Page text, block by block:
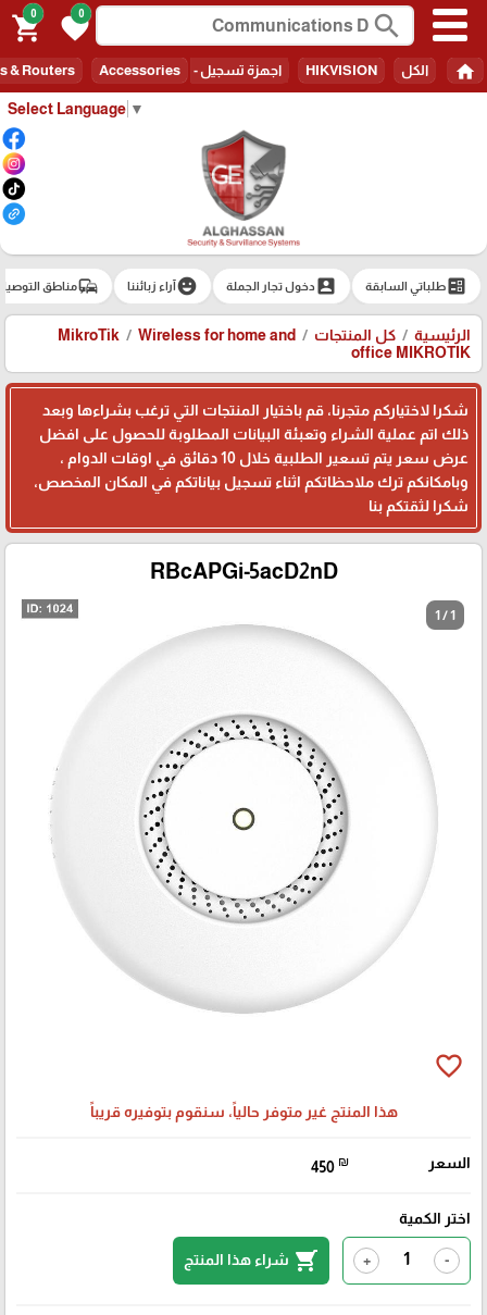
Select Language ▼
search
0
favorite
0
shopping_cart
home الكل HIKVISION اجهزة تسجيل - Recorders & Routers Accessories
ballotطلباتي السابقة account_boxدخول تجار الجملة emoji_emotionsآراء زبائننا commuteمناطق
الرئيسية كل المنتجات MikroTik
Wireless for home and
office MIKROTIK
شكرا لاختياركم متجرنا، قم باختيار المنتجات التي ترغب بشراءها وبعد
ذلك اتم عملية الشراء وتعبئة البيانات المطلوبة للحصول على افضل
عرض سعر يتم تسعير الطلبية خلال 10 دقائق في اوقات الدوام ،
وبامكانكم ترك ملاحظاتكم اثناء تسجيل بياناتكم في المكان المخصص،
شكرا لثقتكم بنا
RBcAPGi-5acD2nD
1 / 1
favorite_border
هذا المنتج غير متوفر حالياً، سنقوم بتوفيره قريباً
السعر 450 ₪
اختر الكمية
-
+
shopping_cart شراء هذا المنتج